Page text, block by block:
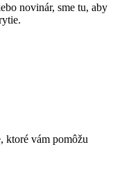
novinár, sme tu, aby
ktoré vám pomôžu